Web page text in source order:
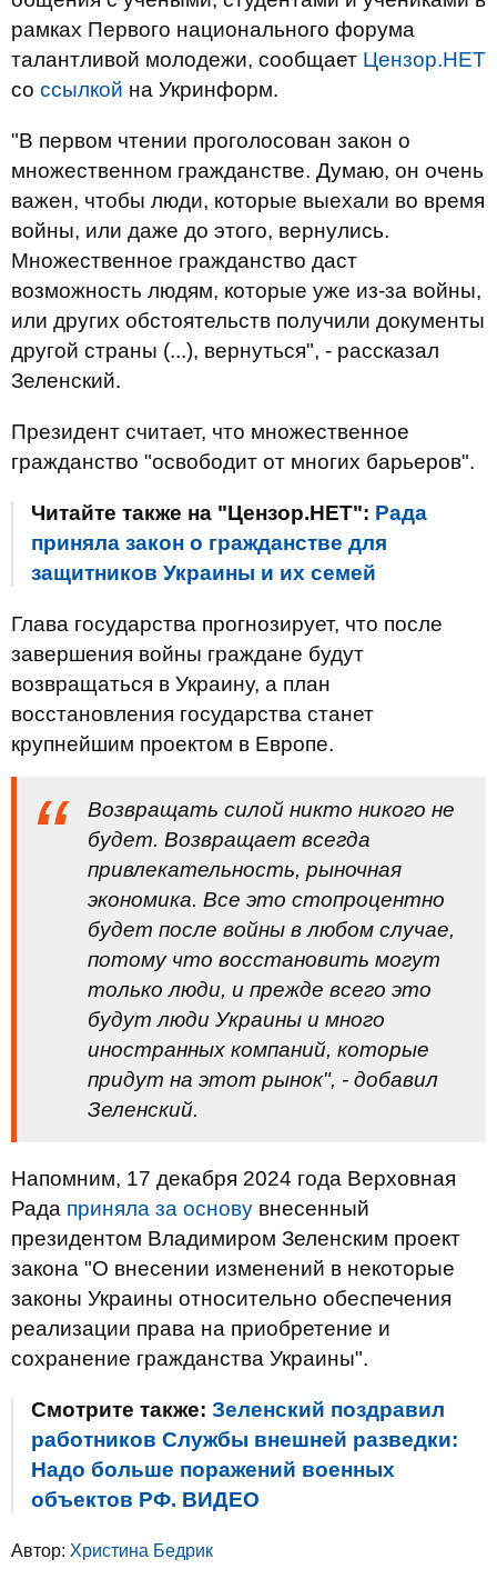
рамках Первого национального форума
талантливой молодежи, сообщает Цензор.НЕТ
со ссылкой на Укринформ.
"В первом чтении проголосован закон о
множественном гражданстве. Думаю, он очень
важен, чтобы люди, которые выехали во время
войны, или даже до этого, вернулись.
Множественное гражданство даст
возможность людям, которые уже из-за войны,
или других обстоятельств получили документы
другой страны (...), вернуться", - рассказал
Зеленский.
Президент считает, что множественное
гражданство "освободит от многих барьеров".
Читайте также на "Цензор.НЕТ": Рада
приняла закон о гражданстве для
защитников Украины и их семей
Глава государства прогнозирует, что после
завершения войны граждане будут
возвращаться в Украину, а план
восстановления государства станет
крупнейшим проектом в Европе.
Возвращать силой никто никого не
будет. Возвращает всегда
привлекательность, рыночная
экономика. Все это стопроцентно
будет после войны в любом случае,
потому что восстановить могут
только люди, и прежде всего это
будут люди Украины и много
иностранных компаний, которые
придут на этот рынок", - добавил
Зеленский.
Напомним, 17 декабря 2024 года Верховная
Рада приняла за основу внесенный
президентом Владимиром Зеленским проект
закона "О внесении изменений в некоторые
законы Украины относительно обеспечения
реализации права на приобретение и
сохранение гражданства Украины".
Смотрите также: Зеленский поздравил
работников Службы внешней разведки:
Надо больше поражений военных
объектов РФ. ВИДЕО
Автор: Христина Бедрик